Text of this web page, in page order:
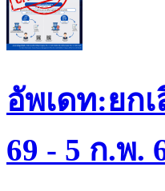
อัพเดท:ยก
69 - 5 ก.พ.